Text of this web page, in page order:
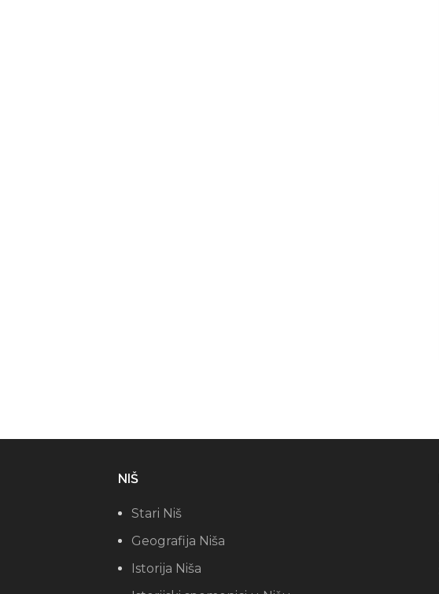
NIŠ
Stari Niš
Geografija Niša
Istorija Niša